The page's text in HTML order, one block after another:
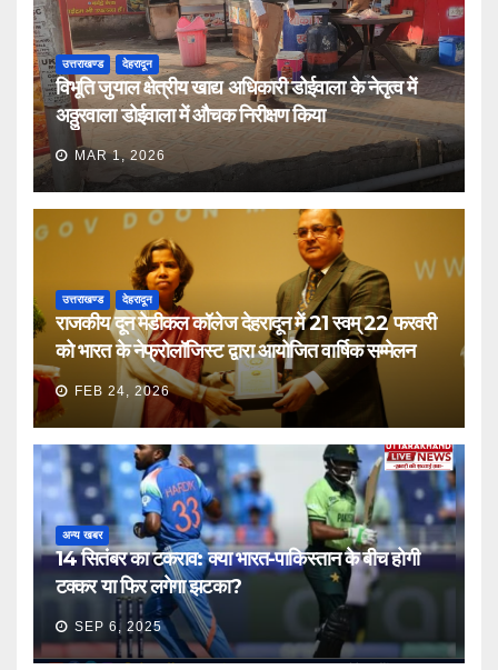
उत्तराखण्ड देहरादून
विभूति जुयाल क्षेत्रीय खाद्य अधिकारी डोईवाला के नेतृत्व में
अठ्ठुरवाला डोईवाला में औचक निरीक्षण किया
MAR 1, 2026
उत्तराखण्ड देहरादून
राजकीय दून मेडीकल कॉलेज देहरादून में 21 स्वम् 22 फरवरी
को भारत के नेफ्रोलॉजिस्ट द्वारा आयोजित वार्षिक सम्मेलन
FEB 24, 2026
अन्य खबर
14 सितंबर का टकराव: क्या भारत-पाकिस्तान के बीच होगी
टक्कर या फिर लगेगा झटका?
SEP 6, 2025